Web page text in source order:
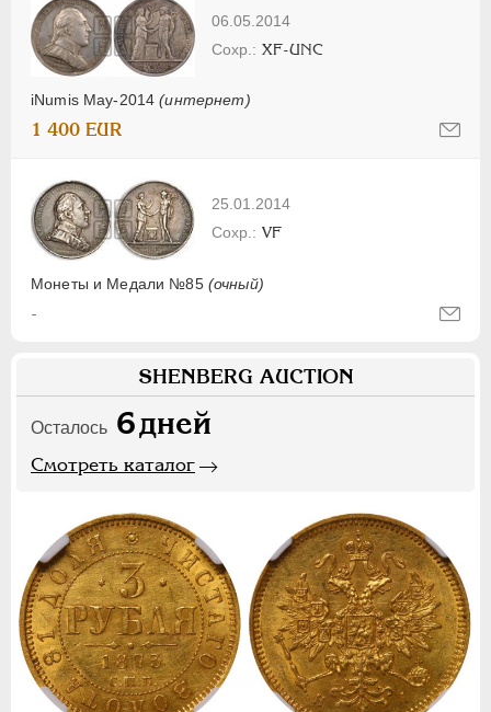
06.05.2014
iNumis May-2014(интернет)
XF-UNC
1 400 EUR
25.01.2014
Монеты и Медали №85 (очный)
VF
-
SHENBERG AUCTION
Осталось 6дней
Смотреть каталог